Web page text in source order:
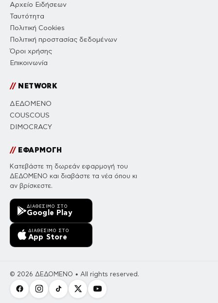
Αρχείο Ειδήσεων
Ταυτότητα
Πολιτική Cookies
Πολιτική προστασίας δεδομένων
Όροι χρήσης
Επικοινωνία
//NETWORK
ΔΕΔΟΜΕΝΟ
COUSCOUS
DIMOCRACY
//ΕΦΑΡΜΟΓΗ
Κατεβάστε τη δωρεάν εφαρμογή του
ΔΕΔΟΜΕΝΟ και διαβάστε τα νέα όπου κι
αν βρίσκεστε.
ΔΙΑΘΈΣΙΜΟ ΣΤΟ
Google Play
ΔΙΑΘΈΣΙΜΟ ΣΤΟ
App Store
© 2026 ΔΕΔΟΜΕΝΟ • All rights reserved.